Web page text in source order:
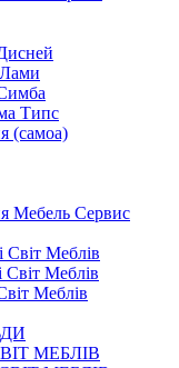
Типс
(самоа)
Мебель Сервис
Світ Меблів
Світ Меблів
Меблів
МЕБЛІВ